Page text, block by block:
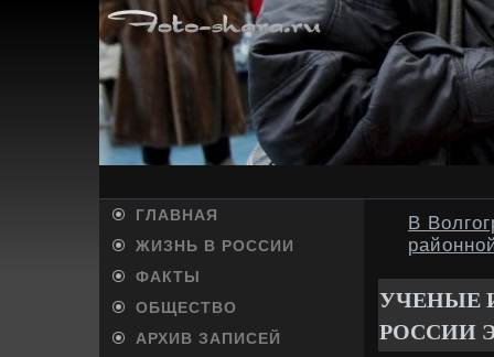
ГЛАВНАЯ
ЖИЗНЬ В РОССИИ
ФАКТЫ
ОБЩЕСТВО
АРХИВ ЗАПИСЕЙ
В
УЧЕНЫЕ
РОССИИ